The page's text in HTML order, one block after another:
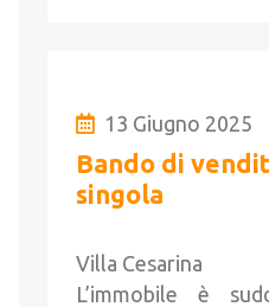
13 Giugno 2025
Bando di
singola
Villa Cesarina
L’immobile è